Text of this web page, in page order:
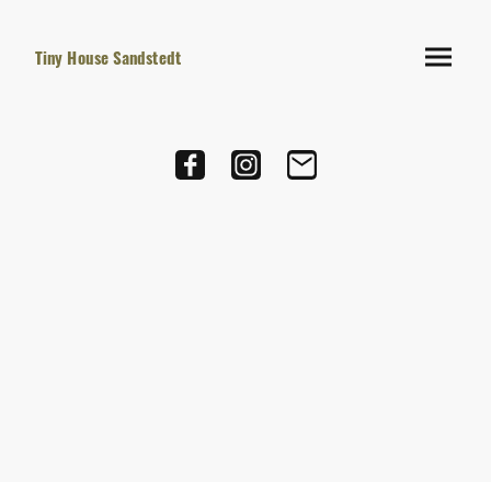
Tiny House Sandstedt